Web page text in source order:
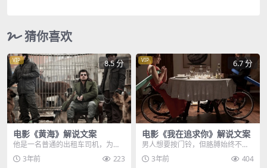
猜你喜欢
VIP 8.5 分
电影《黄海》解说文案
他是一名普通的出租车司机，为了
改变自己的生活，他白天拼命拉客
搞钱，晚上打麻将赌运...
3年前 223
VIP 6.7 分
电影《我在追求你》解说文案
男人想要按门铃，但胳膊始终不够
长，急眼的男人做出了一个决定，
他居然站起来了，原来...
3年前 404